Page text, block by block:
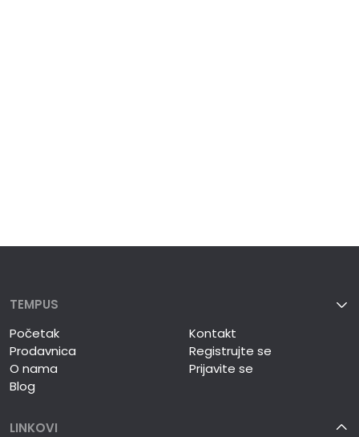
TEMPUS
Početak
Prodavnica
O nama
Blog
Kontakt
Registrujte se
Prijavite se
LINKOVI